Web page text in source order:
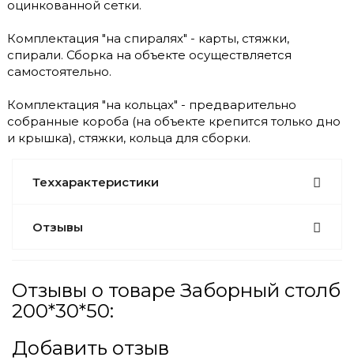
оцинкованной сетки.
Комплектация "на спиралях" - карты, стяжки,
спирали. Сборка на объекте осуществляется
самостоятельно.
Комплектация "на кольцах" - предварительно
собранные короба (на объекте крепится только дно
и крышка), стяжки, кольца для сборки.
Теххарактеристики
Отзывы
Отзывы о товаре Заборный столб
200*30*50:
Добавить отзыв